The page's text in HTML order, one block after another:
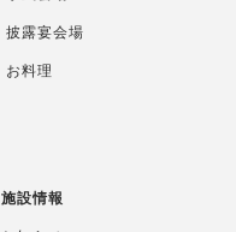
披露宴会場
お料理
施設情報